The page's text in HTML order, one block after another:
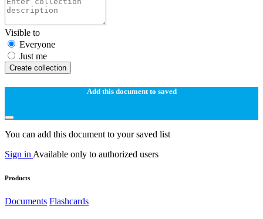
Visible to
Everyone
Just me
Create collection
Add this document to saved
You can add this document to your saved list
Sign in Available only to authorized users
Products
Documents Flashcards